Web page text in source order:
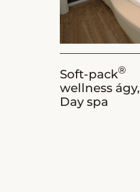
Soft-pack®
wellness ágy,
Day spa